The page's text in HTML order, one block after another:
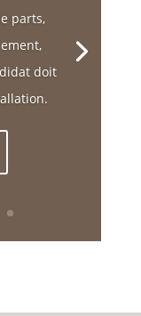
parts,
doit